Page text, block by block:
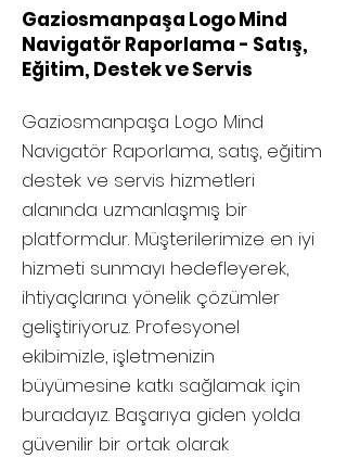
Gaziosmanpaşa Logo Mind
Navigatör Raporlama - Satış,
Eğitim, Destek ve Servis
Gaziosmanpaşa Logo Mind
Navigatör Raporlama, satış, eğitim
destek ve servis hizmetleri
alanında uzmanlaşmış bir
platformdur. Müşterilerimize en iyi
hizmeti sunmayı hedefleyerek,
ihtiyaçlarına yönelik çözümler
geliştiriyoruz. Profesyonel
ekibimizle, işletmenizin
büyümesine katkı sağlamak için
buradayız. Başarıya giden yolda
güvenilir bir ortak olarak